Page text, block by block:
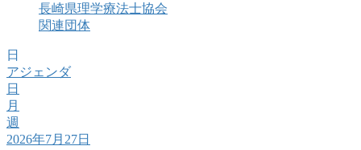
長崎県理学療法士協会
関連団体
日
アジェンダ
日
月
週
2026年7月27日